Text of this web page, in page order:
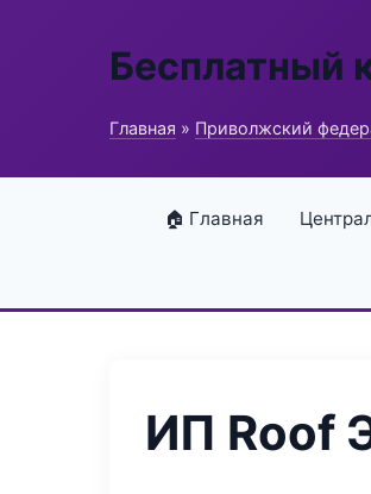
Бесплатный
Главная » Приволжский
🏠 Главная
ИП Roof